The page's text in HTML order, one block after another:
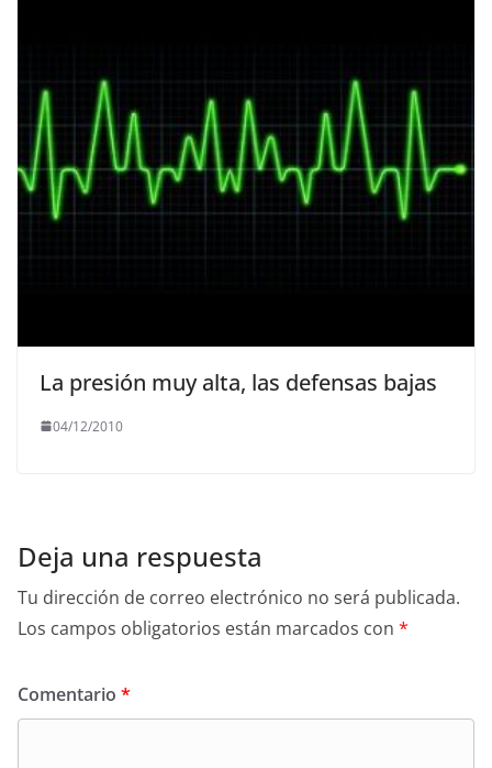
La presión muy alta, las defensas bajas
04/12/2010
Deja una respuesta
Tu dirección de correo electrónico no será publicada.
Los campos obligatorios están marcados con *
Comentario *